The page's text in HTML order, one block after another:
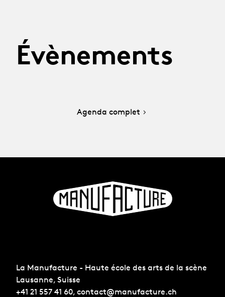
Évènements
Agenda complet
La Manufacture - Haute école des arts de la scène
Lausanne, Suisse
+41 21 557 41 60, contact@manufacture.ch